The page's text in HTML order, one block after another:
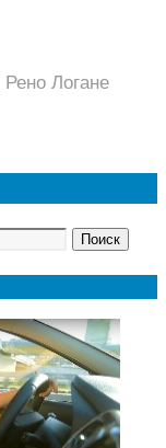
Логане
Поиск